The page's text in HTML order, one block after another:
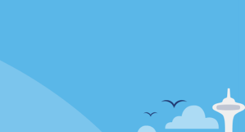
Politique de confidentialité
Politique d’utilisation des cookies